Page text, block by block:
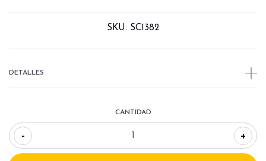
SKU: SC1382
DETALLES
CANTIDAD
- +